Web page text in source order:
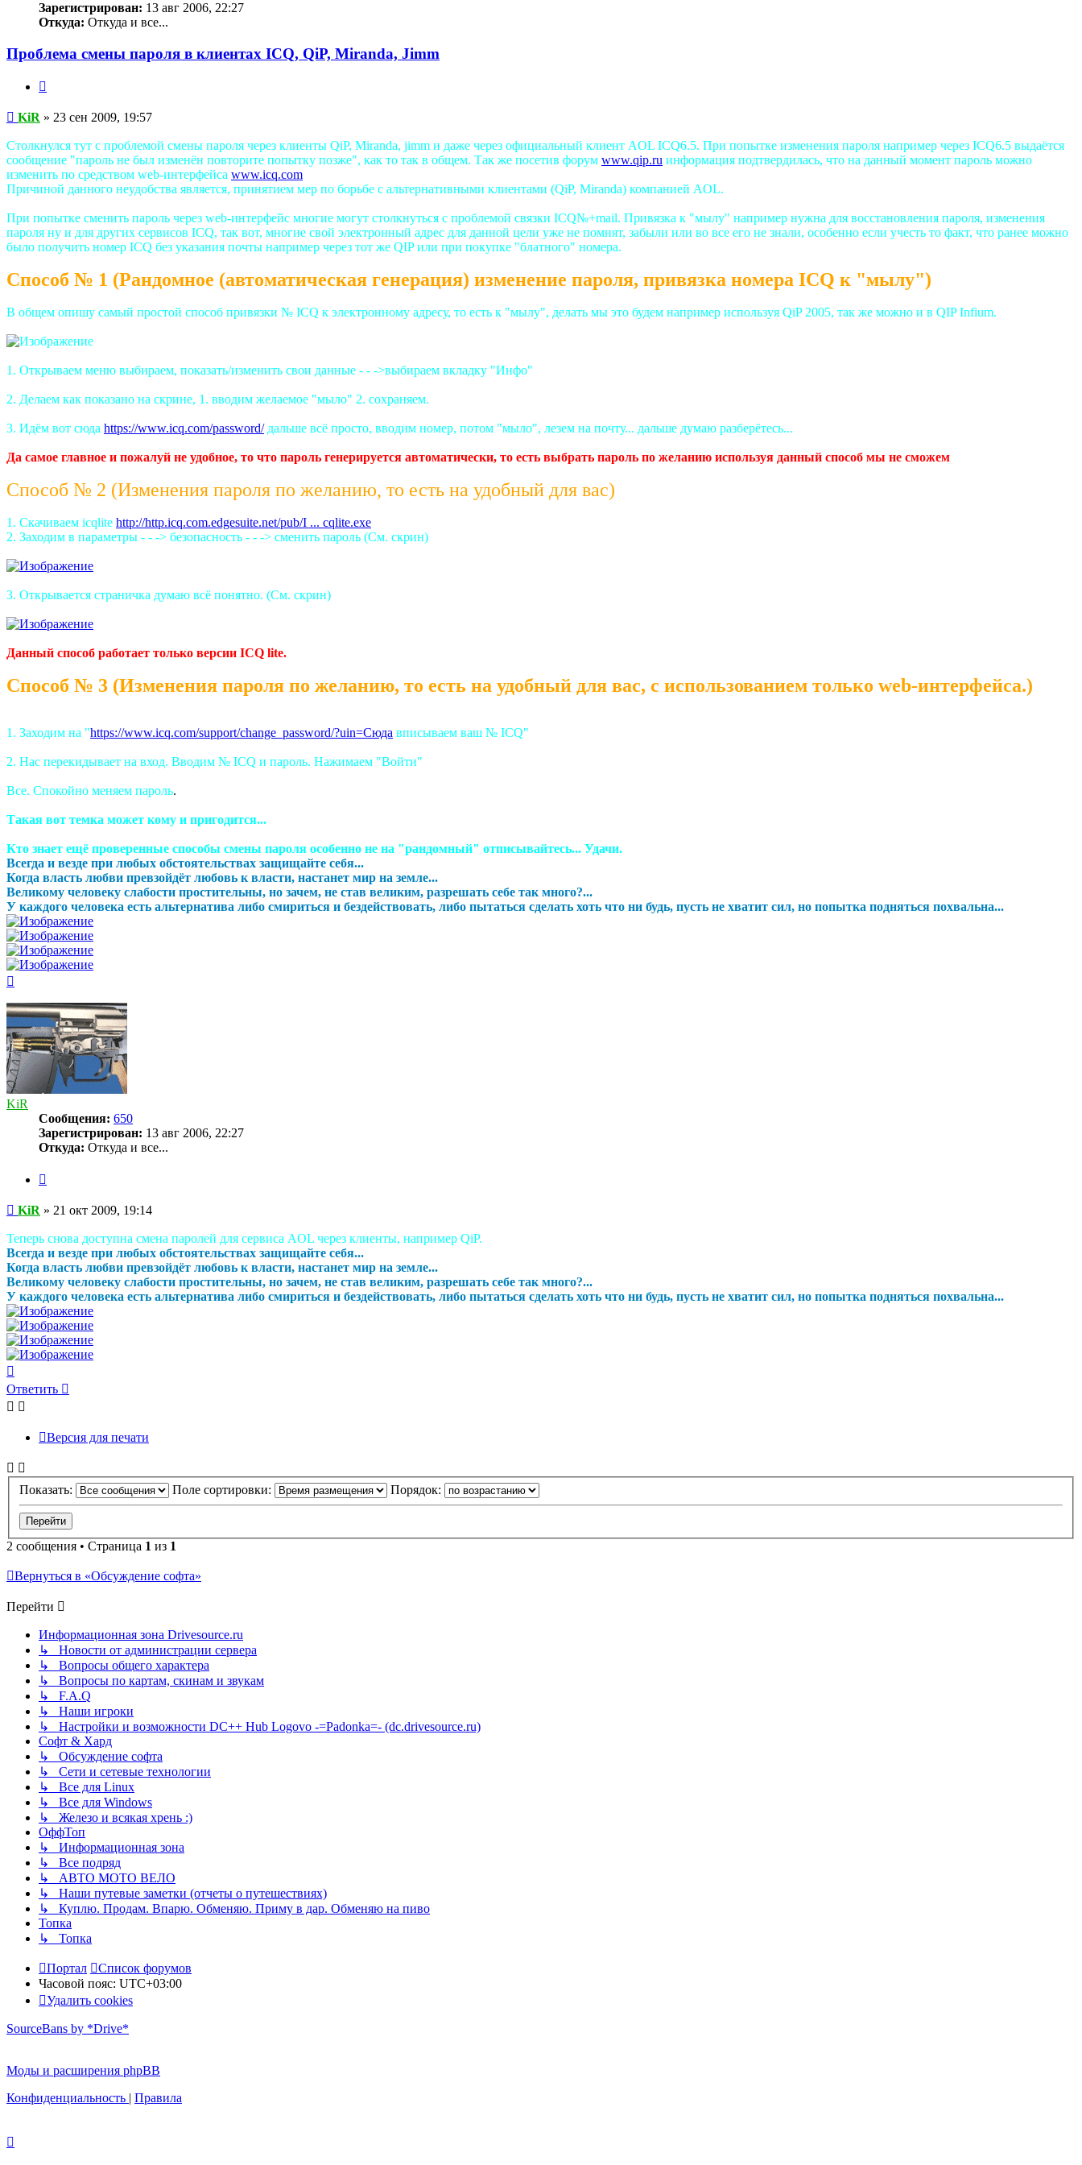
Зарегистрирован: 13 авг 2006, 22:27
Откуда: Откуда и все...
Проблема смены пароля в клиентах ICQ, QiP, Miranda, Jimm
Сообщение
KiR » 23 сен 2009, 19:57
Столкнулся тут с проблемой смены пароля через клиенты QiP, Miranda, jimm и даже через официальный клиент AOL ICQ6.5. При попытке изменения пароля например через ICQ6.5 выдаётся
сообщение "пароль не был изменён повторите попытку позже", как то так в общем. Так же посетив форум www.qip.ru информация подтвердилась, что на данный момент пароль можно
изменить по средством web-интерфейса www.icq.com
Причиной данного неудобства является, принятием мер по борьбе с альтернативными клиентами (QiP, Miranda) компанией AOL.
При попытке сменить пароль через web-интерфейс многие могут столкнуться с проблемой связки ICQ№+mail. Привязка к "мылу" например нужна для восстановления пароля, изменения
пароля ну и для других сервисов ICQ, так вот, многие свой электронный адрес для данной цели уже не помнят, забыли или во все его не знали, особенно если учесть то факт, что ранее можно
было получить номер ICQ без указания почты например через тот же QIP или при покупке "блатного" номера.
Способ № 1 (Рандомное (автоматическая генерация) изменение пароля, привязка номера ICQ к "мылу")
В общем опишу самый простой способ привязки № ICQ к электронному адресу, то есть к "мылу", делать мы это будем например используя QiP 2005, так же можно и в QIP Infium.
1. Открываем меню выбираем, показать/изменить свои данные - - ->выбираем вкладку "Инфо"
2. Делаем как показано на скрине, 1. вводим желаемое "мыло" 2. сохраняем.
3. Идём вот сюда https://www.icq.com/password/дальше всё просто, вводим номер, потом "мыло", лезем на почту... дальше думаю разберётесь...
Да самое главное и пожалуй не удобное, то что пароль генерируется автоматически, то есть выбрать пароль по желанию используя данный способ мы не сможем
Способ № 2 (Изменения пароля по желанию, то есть на удобный для вас)
1. Скачиваем icqlite http://http.icq.com.edgesuite.net/pub/I ... cqlite.exe
2. Заходим в параметры - - -> безопасность - - -> сменить пароль (См. скрин)
3. Открывается страничка думаю всё понятно. (См. скрин)
Данный способ работает только версии ICQ lite.
Способ № 3 (Изменения пароля по желанию, то есть на удобный для вас, с использованием только web-интерфейса.)
1. Заходим на "https://www.icq.com/support/change_password/?uin=Сюда вписываем ваш № ICQ"
2. Нас перекидывает на вход. Вводим № ICQ и пароль. Нажимаем "Войти"
Все. Спокойно меняем пароль.
Такая вот темка может кому и пригодится...
Кто знает ещё проверенные способы смены пароля особенно не на "рандомный" отписывайтесь... Удачи.
Всегда и везде при любых обстоятельствах защищайте себя...
Когда власть любви превзойдёт любовь к власти, настанет мир на земле...
Великому человеку слабости простительны, но зачем, не став великим, разрешать себе так много?...
У каждого человека есть альтернатива либо смириться и бездействовать, либо пытаться сделать хоть что ни будь, пусть не хватит сил, но попытка подняться похвальна...
началу
KiR
Сообщения: 650
Зарегистрирован: 13 авг 2006, 22:27
Откуда: Откуда и все...
Сообщение
KiR » 21 окт 2009, 19:14
Теперь снова доступна смена паролей для сервиса AOL через клиенты, например QiP.
Всегда и везде при любых обстоятельствах защищайте себя...
Когда власть любви превзойдёт любовь к власти, настанет мир на земле...
Великому человеку слабости простительны, но зачем, не став великим, разрешать себе так много?...
У каждого человека есть альтернатива либо смириться и бездействовать, либо пытаться сделать хоть что ни будь, пусть не хватит сил, но попытка подняться похвальна...
к
началу
Ответить
Версия для печати
Показать: Поле сортировки: Порядок:
2 сообщения • Страница 1 из 1
Вернуться в «Обсуждение софта»
Перейти
Информационная зона Drivesource.ru
↳ Новости от администрации сервера
↳ Вопросы общего характера
↳ Вопросы по картам, скинам и звукам
↳ F.A.Q
↳ Наши игроки
↳ Настройки и возможности DC++ Hub Logovo -=Padonka=- (dc.drivesource.ru)
Софт & Хард
↳ Обсуждение софта
↳ Сети и сетевые технологии
↳ Все для Linux
↳ Все для Windows
↳ Железо и всякая хрень :)
ОффТоп
↳ Информационная зона
↳ Все подряд
↳ АВТО МОТО ВЕЛО
↳ Наши путевые заметки (отчеты о путешествиях)
↳ Куплю. Продам. Впарю. Обменяю. Приму в дар. Обменяю на пиво
Топка
↳ Топка
Портал
Список форумов
Часовой пояс: UTC+03:00
Удалить cookies
SourceBans by *Drive*
Моды и расширения phpBB
Конфиденциальность | Правила